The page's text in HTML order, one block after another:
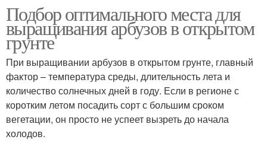
Подбор оптимального места для
выращивания арбузов в открытом
грунте
При выращивании арбузов в открытом грунте, главный
фактор – температура среды, длительность лета и
количество солнечных дней в году. Если в регионе с
коротким летом посадить сорт с большим сроком
вегетации, он просто не успеет вызреть до начала
холодов.